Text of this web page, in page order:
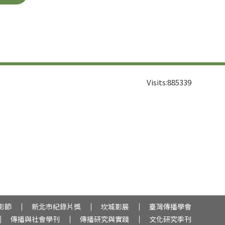
Visits:885339
節 新北市紀錄片獎 坎城影展
臺灣傳播學會
傳播與社會學刊
傳播研究與實踐 文化研究季刊